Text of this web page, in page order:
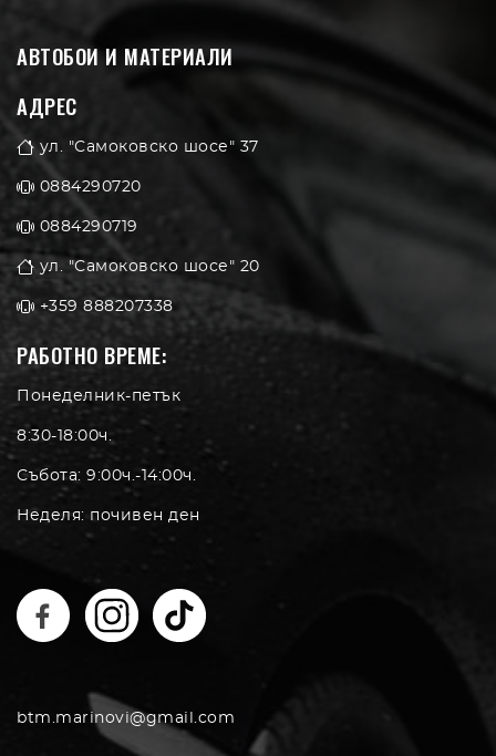
АВТОБОИ И МАТЕРИАЛИ
АДРЕС
ул. "Самоковско шосе" 37
0884290720
0884290719
ул. "Самоковско шосе" 20
+359 888207338
РАБОТНО ВРЕМЕ:
Понеделник-петък
8:30-18:00ч.
Събота: 9:00ч.-14:00ч.
Неделя: почивен ден
btm.marinovi@gmail.com